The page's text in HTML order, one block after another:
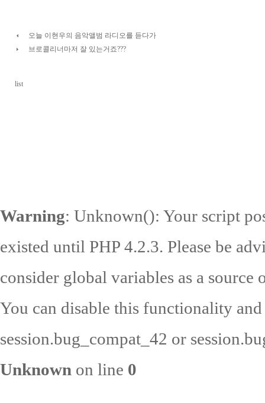
오늘 이현우의 음악앨범 라디오를 듣다가
브로콜리너마저 잘 있는거죠???
list
Warning: Unknown(): Your script
existed until PHP 4.2.3. Please be
consider global variables as a source
You can disable this functionality
session.bug_compat_42 or
Unknown on line 0